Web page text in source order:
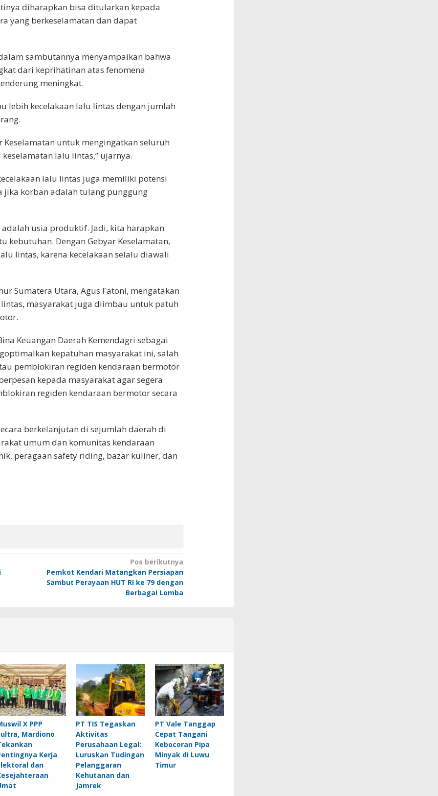
diharapkan bisa ditularkan kepada
yang berkeselamatan dan dapat
sambutannya menyampaikan bahwa
dari keprihatinan atas fenomena
meningkat.
lebih kecelakaan lalu lintas dengan jumlah
untuk mengingatkan seluruh
lalu lintas,” ujarnya.
lalu lintas juga memiliki potensi
jika korban adalah tulang punggung
usia produktif. Jadi, kita harapkan
kebutuhan. Dengan Gebyar Keselamatan,
lintas, karena kecelakaan selalu diawali
Sumatera Utara, Agus Fatoni, mengatakan
masyarakat juga diimbau untuk patuh
Keuangan Daerah Kemendagri sebagai
kepatuhan masyarakat ini, salah
pemblokiran regiden kendaraan bermotor
kepada masyarakat agar segera
regiden kendaraan bermotor secara
berkelanjutan di sejumlah daerah di
umum dan komunitas kendaraan
peragaan safety riding, bazar kuliner, dan
Pos berikutnya
Pemkot Kendari Matangkan Persiapan
Sambut Perayaan HUT RI ke 79 dengan
Berbagai Lomba
X PPP
Mardiono
Kerja
dan
PT TIS Tegaskan
Aktivitas
Perusahaan Legal:
Luruskan Tudingan
Pelanggaran
Kehutanan dan
Jamrek
PT Vale Tanggap
Cepat Tangani
Kebocoran Pipa
Minyak di Luwu
Timur